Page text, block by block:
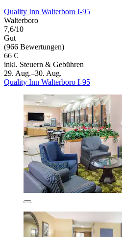
Quality Inn Walterboro I-95
Walterboro
7,6/10
Gut
(966 Bewertungen)
66 €
inkl. Steuern & Gebühren
29. Aug.–30. Aug.
Quality Inn Walterboro I-95